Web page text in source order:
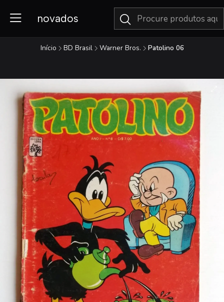
novados
Início BD Brasil Warner Bros. Patolino 06